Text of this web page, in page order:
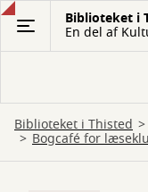
Gå
hovedindhold
Biblioteket i
En del af
Biblioteket i Thisted
Bogcafé for